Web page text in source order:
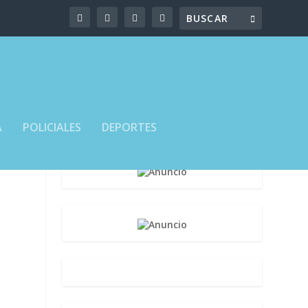
POLICIALES DEPORTES